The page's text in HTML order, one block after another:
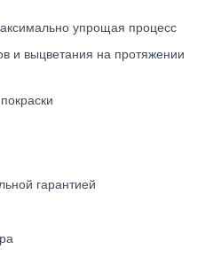
упрощая процесс
и выцветания на протяжении
гарантией